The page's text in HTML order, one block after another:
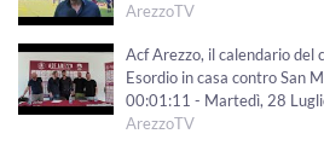
ArezzoTV
Acf Arezzo, il calendario del
Esordio in casa contro San
00:01:11 - Martedì, 28
ArezzoTV